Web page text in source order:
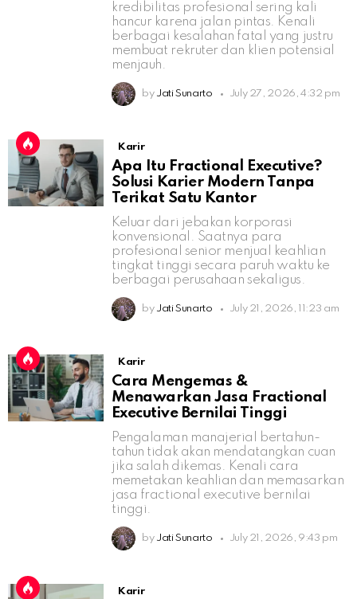
kredibilitas profesional sering kali
hancur karena jalan pintas. Kenali
berbagai kesalahan fatal yang justru
membuat rekruter dan klien potensial
menjauh.
by Jati Sunarto July 27, 2026, 4:32 pm
Karir
Apa Itu Fractional Executive?
Solusi Karier Modern Tanpa
Terikat Satu Kantor
Keluar dari jebakan korporasi
konvensional. Saatnya para
profesional senior menjual keahlian
tingkat tinggi secara paruh waktu ke
berbagai perusahaan sekaligus.
by Jati Sunarto July 21, 2026, 11:23 am
Karir
Cara Mengemas &
Menawarkan Jasa Fractional
Executive Bernilai Tinggi
Pengalaman manajerial bertahun-
tahun tidak akan mendatangkan cuan
jika salah dikemas. Kenali cara
memetakan keahlian dan memasarkan
jasa fractional executive bernilai
tinggi.
by Jati Sunarto July 21, 2026, 9:43 pm
Karir